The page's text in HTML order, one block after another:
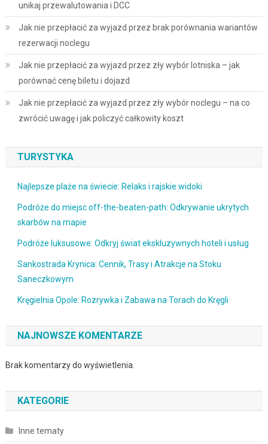
unikaj przewalutowania i DCC
Jak nie przepłacić za wyjazd przez brak porównania wariantów
rezerwacji noclegu
Jak nie przepłacić za wyjazd przez zły wybór lotniska – jak
porównać cenę biletu i dojazd
Jak nie przepłacić za wyjazd przez zły wybór noclegu – na co
zwrócić uwagę i jak policzyć całkowity koszt
TURYSTYKA
Najlepsze plaże na świecie: Relaks i rajskie widoki
Podróże do miejsc off-the-beaten-path: Odkrywanie ukrytych
skarbów na mapie
Podróże luksusowe: Odkryj świat ekskluzywnych hoteli i usług
Sankostrada Krynica: Cennik, Trasy i Atrakcje na Stoku
Saneczkowym
Kręgielnia Opole: Rozrywka i Zabawa na Torach do Kręgli
NAJNOWSZE KOMENTARZE
Brak komentarzy do wyświetlenia.
KATEGORIE
Inne tematy